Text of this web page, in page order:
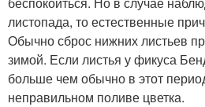
листопада, то естественные
Обычно сброс нижних листьев
зимой. Если листья у фикуса
больше чем обычно в этот
неправильном поливе цветка.